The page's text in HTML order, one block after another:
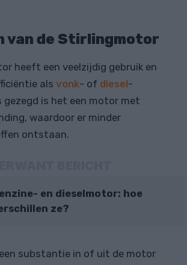
van de Stirlingmotor
heeft een veelzijdig gebruik en
als vonk- of diesel-
gezegd is het een motor met
waardoor er minder
ontstaan.
en dieselmotor: hoe
ze?
substantie in of uit de motor